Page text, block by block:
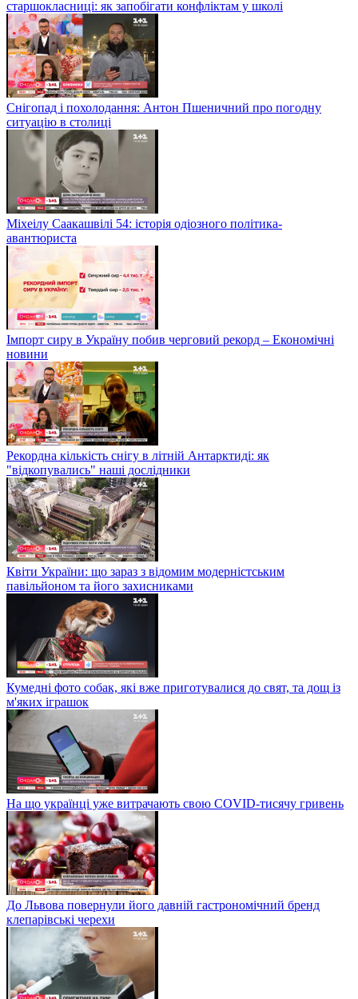
старшокласниці: як запобігати конфліктам у школі
Снігопад і похолодання: Антон Пшеничний про погодну
ситуацію в столиці
Міхеілу Саакашвілі 54: історія одіозного політика-
авантюриста
Імпорт сиру в Україну побив черговий рекорд – Економічні
новини
Рекордна кількість снігу в літній Антарктиді: як
"відкопувались" наші дослідники
Квіти України: що зараз з відомим модерністським
павільйоном та його захисниками
Кумедні фото собак, які вже приготувалися до свят, та дощ із
м'яких іграшок
На що українці уже витрачають свою COVID-тисячу гривень
До Львова повернули його давній гастрономічний бренд
клепарівські черехи